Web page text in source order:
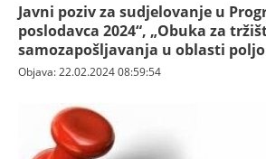
Javni poziv za sudjelovanje u
poslodavca 2024“, „Obuka za
samozapošljavanja u oblasti
Objava: 22.02.2024 08:59:54